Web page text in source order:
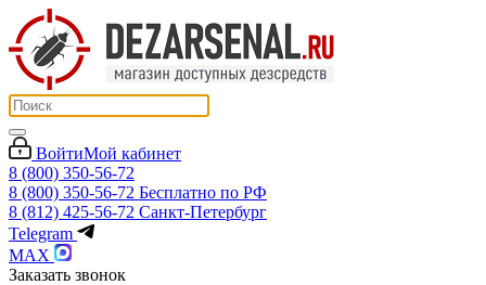
ВойтиМой кабинет
8 (800) 350-56-72
8 (800) 350-56-72 Бесплатно по РФ
8 (812) 425-56-72 Санкт-Петербург
Telegram
MAX
Заказать звонок